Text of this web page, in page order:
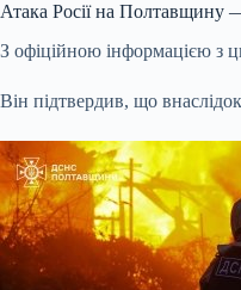
Атака Росії на Полтавщину
З офіційною інформацією з
Він підтвердив, що